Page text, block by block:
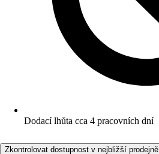
Dodací lhůta cca 4 pracovních dní
Zkontrolovat dostupnost v nejbližší prodejně